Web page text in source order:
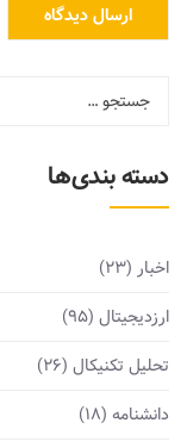
دسته بندی‌ها
اخبار (23)
ارزدیجیتال (95)
تحلیل تکنیکال (26)
دانشنامه (18)